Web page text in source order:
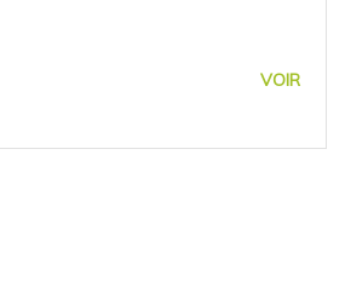
VOIR